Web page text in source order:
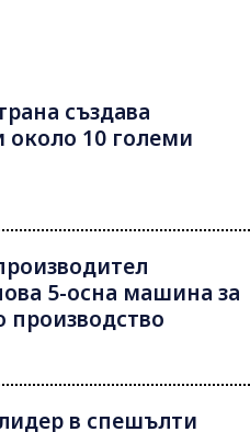
създава
около 10 големи
5-осна машина за
производство
в спешълти